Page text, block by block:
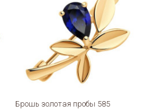
Брошь золотая пробы 585